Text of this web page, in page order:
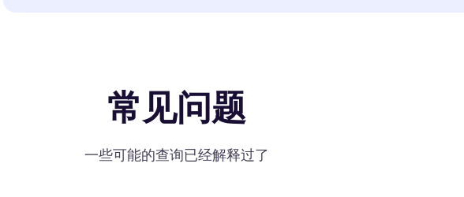
常见问题
一些可能的查询已经解释过了